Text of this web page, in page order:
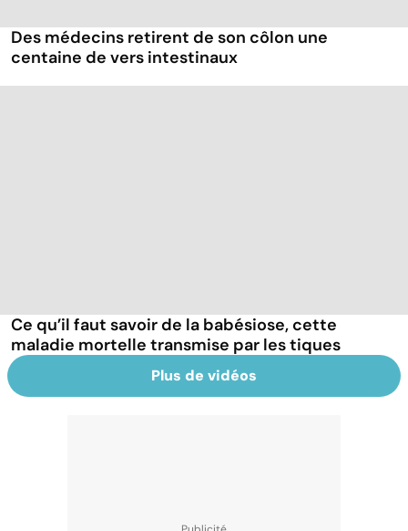
Des médecins retirent de son côlon une
centaine de vers intestinaux
Ce qu’il faut savoir de la babésiose, cette
maladie mortelle transmise par les tiques
Plus de vidéos